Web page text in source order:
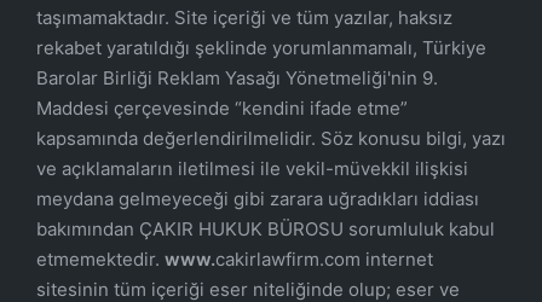
taşımamaktadır. Site içeriği ve tüm yazılar, haksız
rekabet yaratıldığı şeklinde yorumlanmamalı, Türkiye
Barolar Birliği Reklam Yasağı Yönetmeliği'nin 9.
Maddesi çerçevesinde “kendini ifade etme”
kapsamında değerlendirilmelidir. Söz konusu bilgi, yazı
ve açıklamaların iletilmesi ile vekil-müvekkil ilişkisi
meydana gelmeyeceği gibi zarara uğradıkları iddiası
bakımından ÇAKIR HUKUK BÜROSU sorumluluk kabul
etmemektedir. www.cakirlawfirm.com internet
sitesinin tüm içeriği eser niteliğinde olup; eser ve